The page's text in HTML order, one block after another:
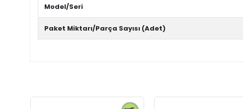
Model/Seri
Paket Miktarı/Parça Sayısı (Adet)